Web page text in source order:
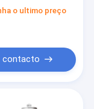
Em
o ultimo preço
contacto